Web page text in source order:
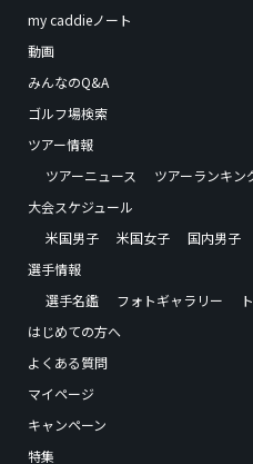
my caddieノート
動画
みんなのQ&A
ゴルフ場検索
ツアー情報
ツアーニュース
ツアーランキン
大会スケジュール
米国男子
米国女子 国内男子
選手情報
選手名鑑
フォトギャラリー
はじめての方へ
よくある質問
マイページ
キャンペーン
特集